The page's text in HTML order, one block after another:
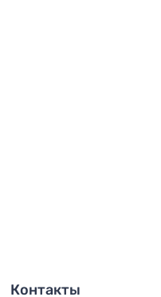
Контакты